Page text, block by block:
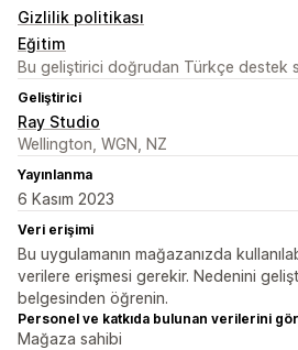
Gizlilik politikası
Eğitim
Bu geliştirici doğrudan Türkçe destek
Geliştirici
Ray Studio
Wellington, WGN, NZ
Yayınlanma
6 Kasım 2023
Veri erişimi
Bu uygulamanın mağazanızda
verilere erişmesi gerekir. Nedenini
belgesinden öğrenin.
Personel ve katkıda bulunan verilerini
Mağaza sahibi